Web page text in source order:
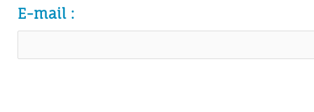
E-mail :